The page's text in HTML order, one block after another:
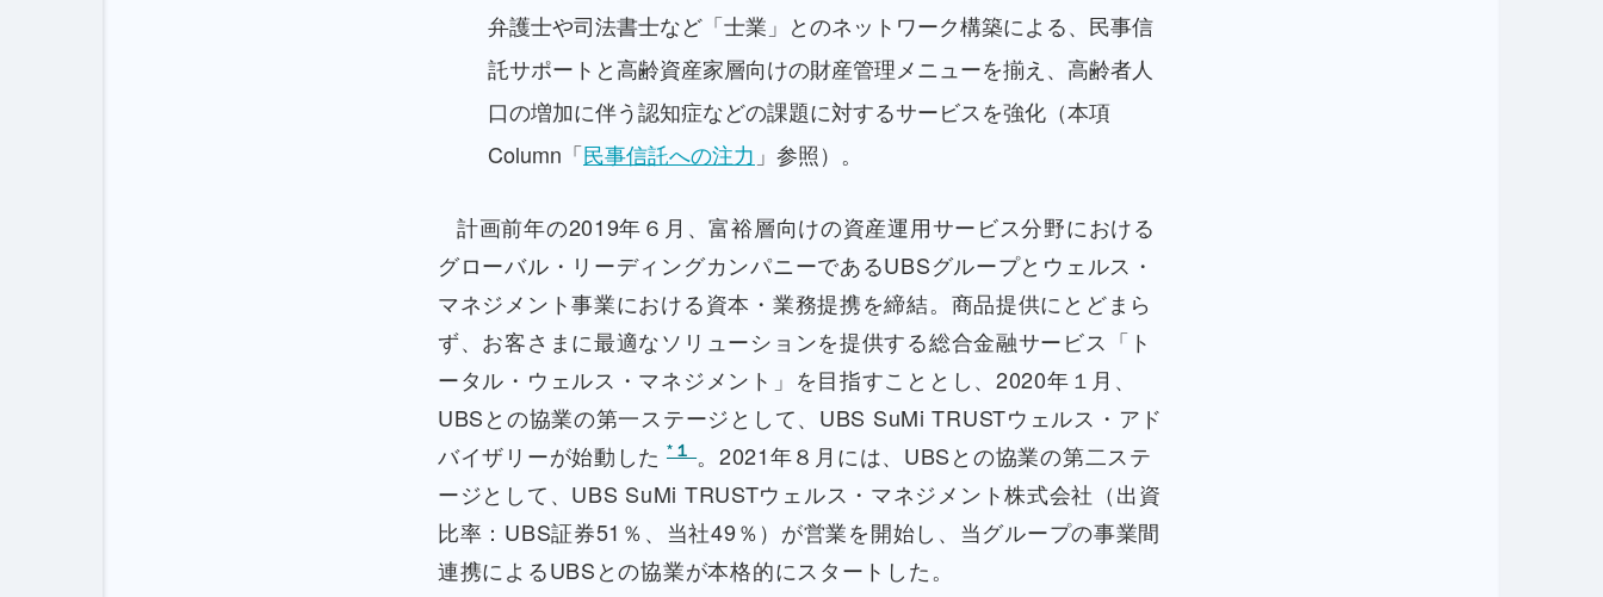
弁護士や司法書士など「士業」とのネットワーク構築による、民事信
託サポートと高齢資産家層向けの財産管理メニューを揃え、高齢者人
口の増加に伴う認知症などの課題に対するサービスを強化（本項
Column「民事信託への注力 」参照）。
計画前年の2019年６月、富裕層向けの資産運用サービス分野における
グローバル・リーディングカンパニーであるUBSグループとウェルス・
マネジメント事業における資本・業務提携を締結。商品提供にとどまら
ず、お客さまに最適なソリューションを提供する総合金融サービス「ト
ータル・ウェルス・マネジメント」を目指すこととし、2020年１月、
UBSとの協業の第一ステージとして、UBS SuMi TRUSTウェルス・アド
バイザリーが始動した *１ 。2021年８月には、UBSとの協業の第二ステ
ージとして、UBS SuMi TRUSTウェルス・マネジメント株式会社（出資
比率：UBS証券51％、当社49％）が営業を開始し、当グループの事業間
連携によるUBSとの協業が本格的にスタートした。